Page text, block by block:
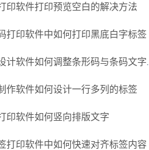
印软件打印预览空白的解决方法
打印软件中如何打印黑底白字标签
计软件如何调整条形码与条码文字的距离
作软件如何设计一行多列的标签
印软件如何竖向排版文字
打印软件中如何快速对齐标签内容